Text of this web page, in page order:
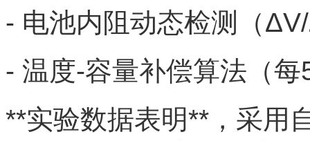
- 电池内阻动态检测（
- 温度-容量补偿算法（
**实验数据表明**，采用